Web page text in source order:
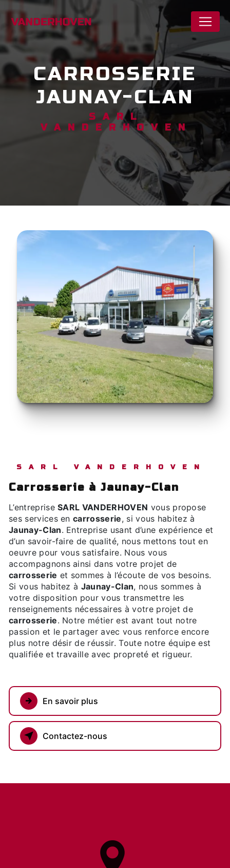
CARROSSERIE
JAUNAY-CLAN
SARL
VANDERHOVEN
SARL VANDERHOVEN
carrosserie à Jaunay-Clan
L’entrepriseSARL VANDERHOVEN vous propose
ses services encarrosserie, si vous habitez à
Jaunay-Clan. Entreprise usant d’une expérience et
d’un savoir-faire de qualité, nous mettons tout en
oeuvre pour vous satisfaire. Nous vous
accompagnons ainsi dans votre projet de
carrosserie et sommes à l’écoute de vos besoins.
Si vous habitez à Jaunay-Clan, nous sommes à
votre disposition pour vous transmettre les
renseignements nécessaires à votre projet de
carrosserie. Notre métier est avant tout notre
passion et le partager avec vous renforce encore
plus notre désir de réussir. Toute notre équipe est
qualifiée et travaille avec propreté et rigueur.
En savoir plus
Contactez-nous
Panneau de gestion des cookies